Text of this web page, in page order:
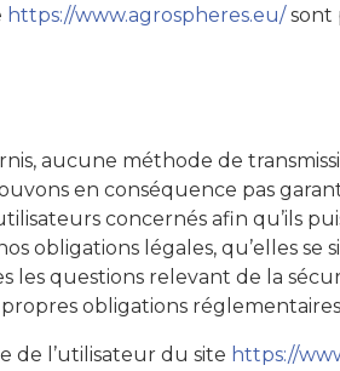
https://www.agrospheres.eu/ sont
aucune méthode de
en conséquence pas
concernés afin qu’ils
obligations légales, qu’elles
les questions relevant de la
obligations
de l’utilisateur du site https://